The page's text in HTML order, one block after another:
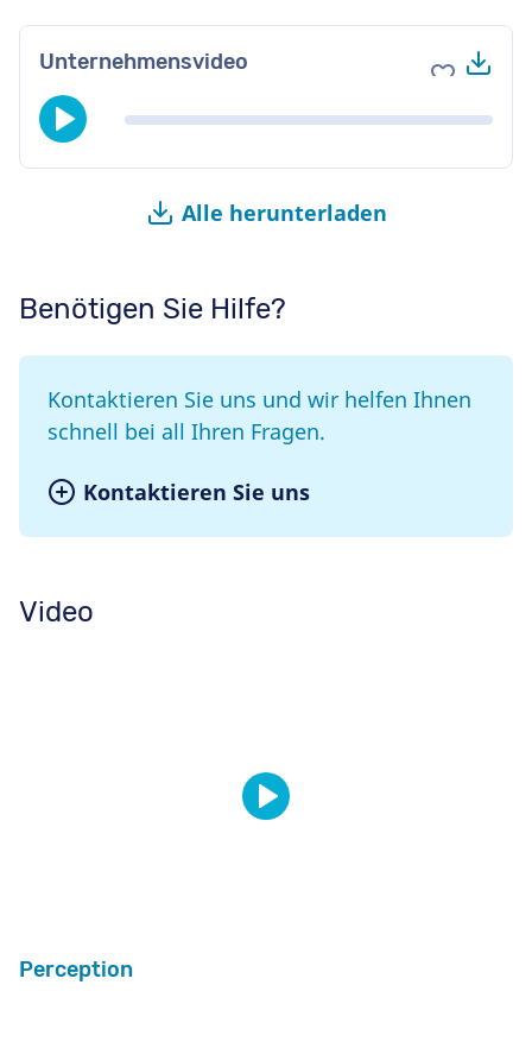
Unternehmensvideo Zu
Alle herunterladen
Benötigen Sie Hilfe?
Kontaktieren Sie uns und wir helfen Ihnen
schnell bei all Ihren Fragen.
Kontaktieren Sie uns
Video
Perception